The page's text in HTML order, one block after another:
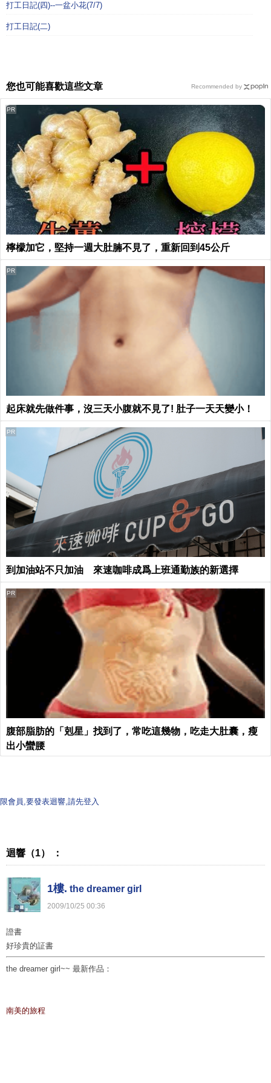
打工日記(四)--一盆小花(7/7)
打工日記(二)
您也可能喜歡這些文章
檸檬加它，堅持一週大肚腩不見了，重新回到45公斤
PR
起床就先做件事，沒三天小腹就不見了! 肚子一天天變小！
PR
到加油站不只加油 來速咖啡成爲上班通勤族的新選擇
PR
腹部脂肪的「剋星」找到了，常吃這幾物，吃走大肚囊，瘦
出小蠻腰
PR
Recommended by
限會員,要發表迴響,請先登入
迴響（1） ：
1樓. the dreamer girl
2009/10/25 00:36
證書
好珍貴的証書
the dreamer girl~~ 最新作品：
南美的旅程